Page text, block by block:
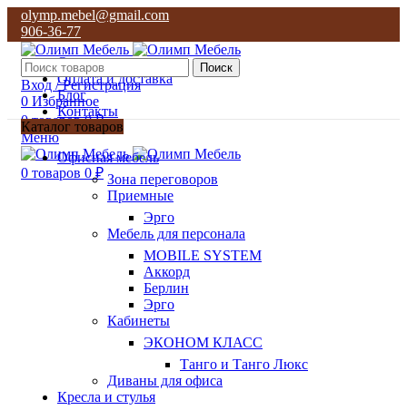
olymp.mebel@gmail.com
906-36-77
О нас
Оплата и доставка
Блог
Контакты
906-36-77
Поиск
Вход / Регистрация
0 Избранное
0товаров 0₽
Меню
0 товаров 0 ₽
Каталог товаров
Офисная мебель
Зона переговоров
Приемные
Эрго
Мебель для персонала
MOBILE SYSTEM
Аккорд
Берлин
Эрго
Кабинеты
ЭКОНОМ КЛАСС
Танго и Танго Люкс
Диваны для офиса
Кресла и стулья